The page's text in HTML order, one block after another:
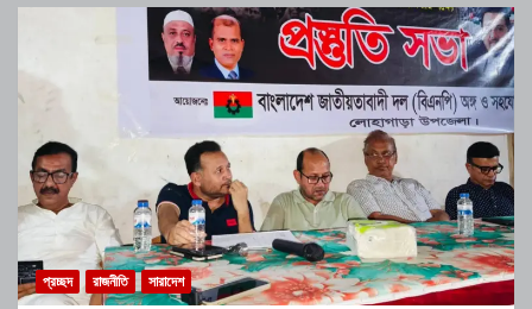
প্রচ্ছদ রাজনীতি সারাদেশ